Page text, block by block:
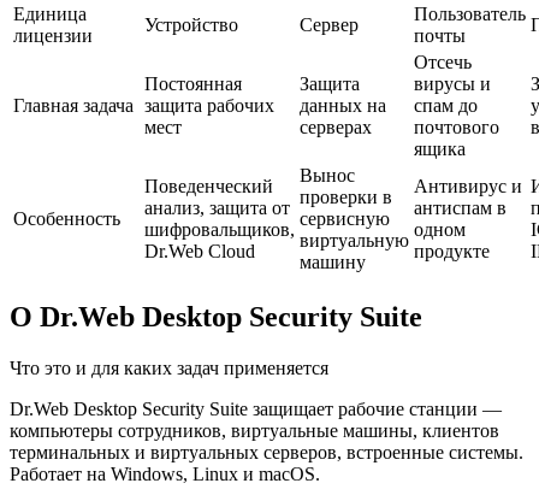
Единица
лицензии
Устройство Сервер
Пользователь
почты
Главная задача
Постоянная
защита рабочих
мест
Защита
данных на
серверах
Отсечь
вирусы и
спам до
почтового
ящика
Особенность
Поведенческий
анализ, защита от
шифровальщиков,
Dr.Web Cloud
Вынос
проверки в
сервисную
виртуальную
машину
Антивирус и
антиспам в
одном
продукте
О Dr.Web Desktop Security Suite
Что это и для каких задач применяется
Dr.Web Desktop Security Suite защищает рабочие станции —
компьютеры сотрудников, виртуальные машины, клиентов
терминальных и виртуальных серверов, встроенные системы.
Работает на Windows, Linux и macOS.